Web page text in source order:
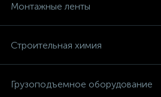
Монтажные ленты
Строительная химия
Грузоподъемное оборудование